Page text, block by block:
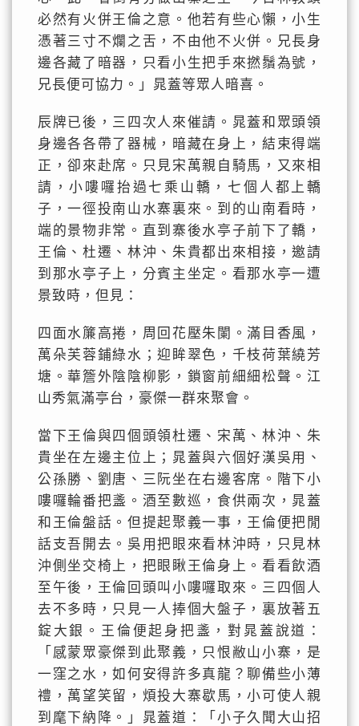
必然有火併王倫之意。他若有些心懶，小生
憑著三寸不爛之舌，不由他不火併。兄長身
邊各藏了暗器，只看小生把手來撚鬚為號，
兄長便可協力。」晁蓋等眾人暗喜。
辰牌已後，三四次人來催請。晁蓋和眾頭領
身邊各各帶了器械，暗藏在身上，結束得端
正，卻來赴席。只見宋萬親自騎馬，又來相
請，小嘍囉抬過七乘山轎，七個人都上轎
子，一徑投南山水寨裏來。到的山南看時，
端的景物非常。直到寨後水亭子前下了轎，
王倫、杜遷、林沖、朱貴都出來相接，邀請
到那水亭子上，分賓主坐定。看那水亭一遭
景致時，但見：
四面水簾高捲，周回花壓朱闌。滿目香風，
萬朵芙蓉鋪綠水；迎眸翠色，千枝荷葉繞芳
塘。華簷外陰陰柳影，鎖窗前細細松聲。江
山秀氣滿亭台，豪傑一群來聚會。
當下王倫與四個頭領杜遷、宋萬、林沖、朱
貴坐在左邊主位上；晁蓋與六個好漢吳用、
公孫勝、劉唐、三阮坐在右邊客席。階下小
嘍囉輪番把盞。酒至數巡，食供兩次，晁蓋
和王倫盤話。但提起聚義一事，王倫便把閒
話支吾開去。吳用把眼來看林沖時，只見林
沖側坐交椅上，把眼瞅王倫身上。看看飲酒
至午後，王倫回頭叫小嘍囉取來。三四個人
去不多時，只見一人捧個大盤子，裏放著五
錠大銀。王倫便起身把盞，對晁蓋說道：
「感蒙眾豪傑到此聚義，只恨敝山小寨，是
一窪之水，如何安得許多真龍？聊備些小薄
禮，萬望笑留，煩投大寨歇馬，小可使人親
到麾下納降。」晁蓋道：「小子久聞大山招